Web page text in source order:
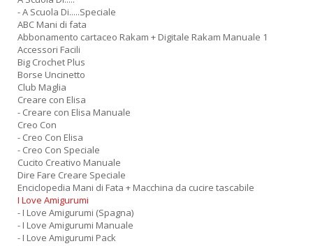
- A Scuola Di.....Speciale
ABC Mani di fata
Abbonamento cartaceo Rakam + Digitale Rakam Manuale 1
Accessori Facili
Big Crochet Plus
Borse Uncinetto
Club Maglia
Creare con Elisa
- Creare con Elisa Manuale
Creo Con
- Creo Con Elisa
- Creo Con Speciale
Cucito Creativo Manuale
Dire Fare Creare Speciale
Enciclopedia Mani di Fata + Macchina da cucire tascabile
I Love Amigurumi
- I Love Amigurumi (Spagna)
- I Love Amigurumi Manuale
- I Love Amigurumi Pack